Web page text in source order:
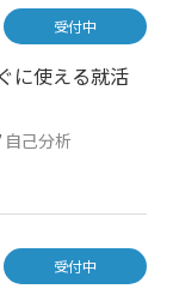
に使える就活
自己分析
受付中
受付中